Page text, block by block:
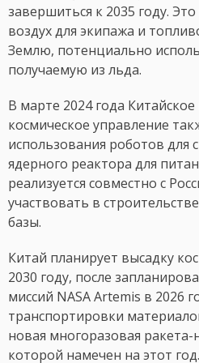
завершиться к 2035 году.
воздух для экипажа и
Землю, потенциально
получаемую из льда.
В марте 2024 года
космическое управление
использования роботов для
ядерного реактора для
реализуется совместно с
участвовать в
базы.
Китай планирует высадку
2030 году, после
миссий NASA Artemis в 2026
транспортировки
новая многоразовая
которой намечен на этот год.